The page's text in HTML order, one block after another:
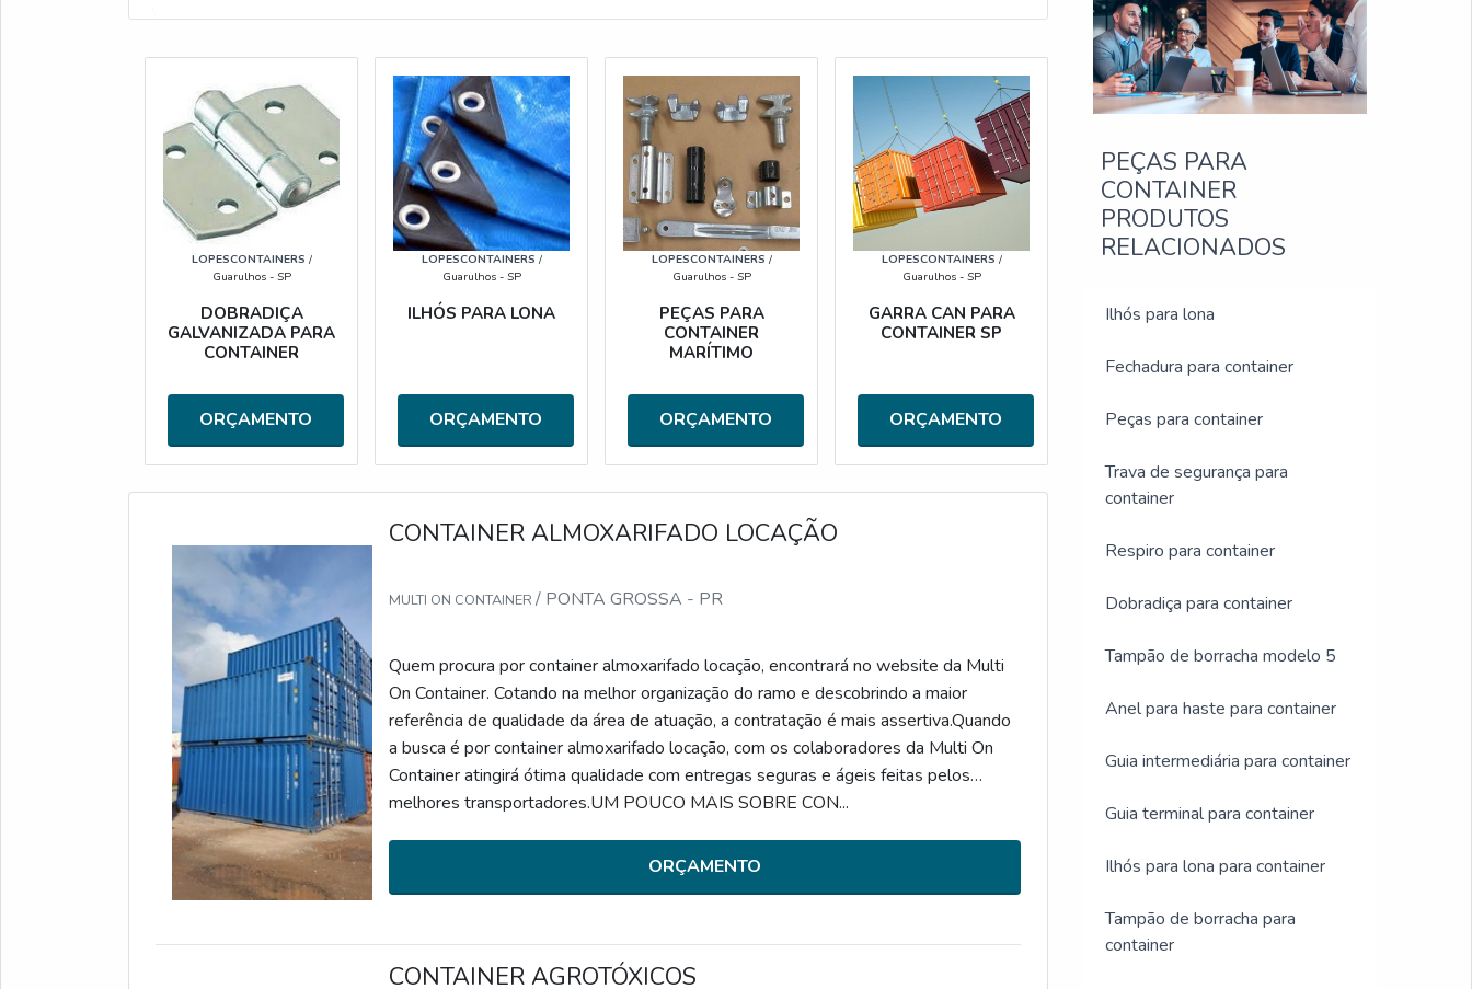
Veja também:Aluguel de Container.
LOPESCONTAINERS /
Guarulhos - SP
DOBRADIÇA
GALVANIZADA PARA
CONTAINER
ORÇAMENTO
LOPESCONTAINERS /
Guarulhos - SP
ILHÓS PARA LONA
ORÇAMENTO
LOPESCONTAINERS /
Guarulhos - SP
PEÇAS PARA
CONTAINER
MARÍTIMO
ORÇAMENTO
LOPESCONTAINERS /
Guarulhos - SP
GARRA CAN PARA
CONTAINER SP
ORÇAMENTO
CONTAINER ALMOXARIFADO LOCAÇÃO
MULTI ON CONTAINER / PONTA GROSSA - PR
Quem procura por container almoxarifado locação, encontrará no website da Multi
On Container. Cotando na melhor organização do ramo e descobrindo a maior
referência de qualidade da área de atuação, a contratação é mais assertiva.Quando
a busca é por container almoxarifado locação, com os colaboradores da Multi On
Container atingirá ótima qualidade com entregas seguras e ágeis feitas pelos
melhores transportadores.UM POUCO MAIS SOBRE CON...
ORÇAMENTO
CONTAINER AGROTÓXICOS
PEÇAS PARA
CONTAINER
PRODUTOS
RELACIONADOS
Ilhós para lona
Fechadura para container
Peças para container
Trava de segurança para
container
Respiro para container
Dobradiça para container
Tampão de borracha modelo 5
Anel para haste para container
Guia intermediária para container
Guia terminal para container
Ilhós para lona para container
Tampão de borracha para
container